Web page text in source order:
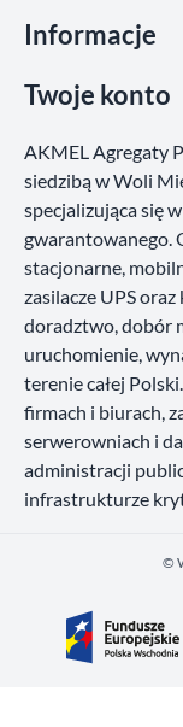
Informacje
Twoje konto
AKMEL Agregaty
siedzibą w Woli
specjalizująca się
gwarantowanego.
stacjonarne,
zasilacze UPS
doradztwo, dobór
uruchomienie,
terenie całej
firmach i biurach,
serwerowniach i
administracji
infrastrukturze
©️